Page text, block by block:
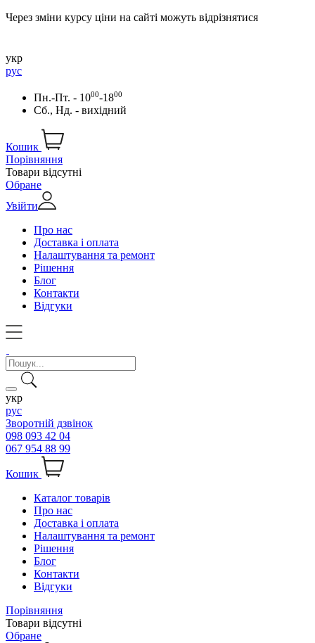
Через зміни курсу ціни на сайті можуть відрізнятися
укр
рус
Пн.-Пт. - 1000-1800
Сб., Нд. - вихідний
Кошик
Порівняння
Товари відсутні
Обране
Увійти
Про нас
Доставка і оплата
Налаштування та ремонт
Рішення
Блог
Контакти
Відгуки
укр
рус
Зворотній дзвінок
098 093 42 04
067 954 88 99
Кошик
Каталог товарів
Про нас
Доставка і оплата
Налаштування та ремонт
Рішення
Блог
Контакти
Відгуки
Порівняння
Товари відсутні
Обране